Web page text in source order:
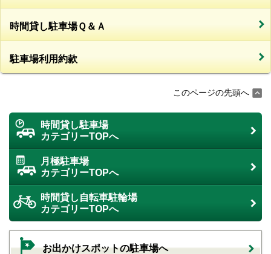
時間貸し駐車場Ｑ＆Ａ
駐車場利用約款
このページの先頭へ
時間貸し駐車場
カテゴリーTOPへ
月極駐車場
カテゴリーTOPへ
時間貸し自転車駐輪場
カテゴリーTOPへ
お出かけスポットの駐車場へ